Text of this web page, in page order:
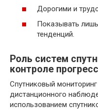
Дорогими и
Показывать
тенденций.
Роль систем
контроле
Спутниковый
дистанционного
использованием